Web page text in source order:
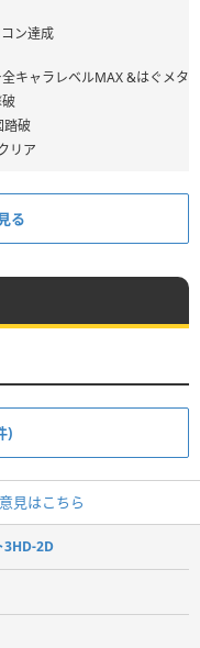
ン達成
キャラレベルMAX &はぐメタ
踏破
リア
る
)
見はこちら
3HD-2D